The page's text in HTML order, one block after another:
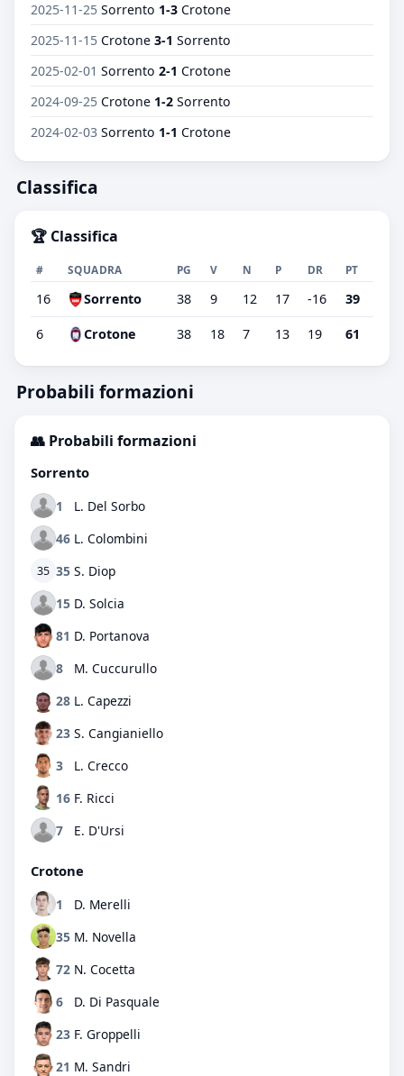
2025-11-25 Sorrento 1-3 Crotone
2025-11-15 Crotone 3-1 Sorrento
2025-02-01 Sorrento 2-1 Crotone
2024-09-25 Crotone 1-2 Sorrento
2024-02-03 Sorrento 1-1 Crotone
Classifica
🏆 Classifica
# SQUADRA PG V N P DR PT
16 Sorrento 38 9 12 17 -16 39
6 Crotone 38 18 7 13 19 61
Probabili formazioni
👥 Probabili formazioni
Sorrento
1
L. Del Sorbo
46 L. Colombini
35 35 S. Diop
15 D. Solcia
81 D. Portanova
8
M. Cuccurullo
28 L. Capezzi
23 S. Cangianiello
3
L. Crecco
16 F. Ricci
7
E. D'Ursi
Crotone
1
D. Merelli
35 M. Novella
72 N. Cocetta
6
D. Di Pasquale
23 F. Groppelli
21 M. Sandri